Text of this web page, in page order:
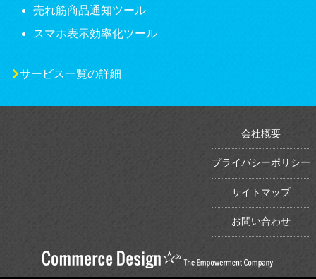
売れ筋商品通知ツール
スマホ表示効率化ツール
サービス一覧の詳細
会社概要
プライバシーポリシー
サイトマップ
お問い合わせ